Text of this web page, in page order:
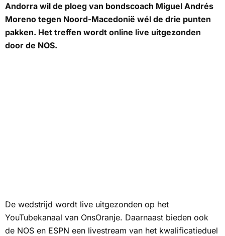
Andorra wil de ploeg van bondscoach Miguel Andrés
Moreno tegen Noord-Macedonië wél de drie punten
pakken. Het treffen wordt online live uitgezonden
door de NOS.
De wedstrijd wordt live uitgezonden op het
YouTubekanaal van OnsOranje. Daarnaast bieden ook
de NOS en ESPN een livestream van het kwalificatieduel